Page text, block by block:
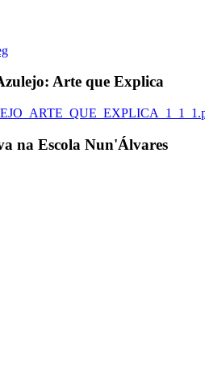
Arte que Explica
na Escola Nun'Álvares